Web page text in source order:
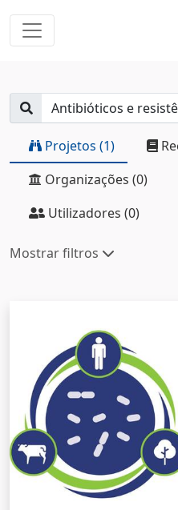
Projetos (1)
Organizações (0)
Utilizadores (0)
Mostrar filtros